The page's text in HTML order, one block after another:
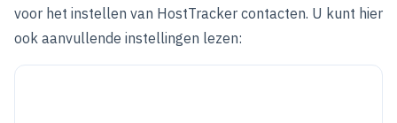
voor het instellen van HostTracker contacten. U kunt hier
ook aanvullende instellingen lezen: